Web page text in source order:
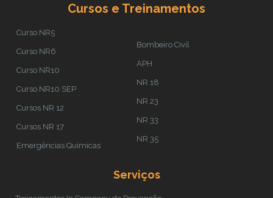
Cursos e Treinamentos
Curso NR5
Curso NR6
Curso NR10
Curso NR10 SEP
Cursos NR 12
Cursos NR 17
Emergências Químicas
Bombeiro Civil
APH
NR 18
NR 23
NR 33
NR 35
Serviços